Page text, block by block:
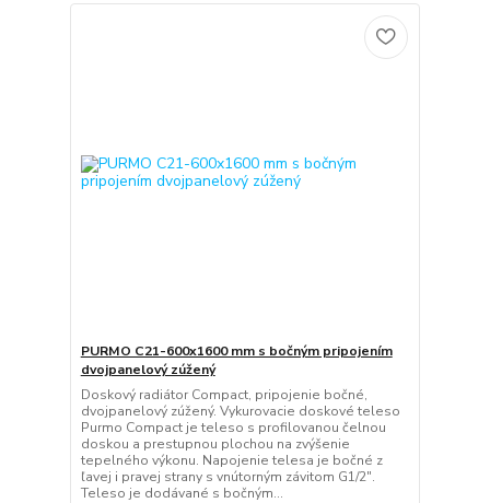
PURMO C21-600x1600 mm s bočným pripojením
dvojpanelový zúžený
Doskový radiátor Compact, pripojenie bočné,
dvojpanelový zúžený. Vykurovacie doskové teleso
Purmo Compact je teleso s profilovanou čelnou
doskou a prestupnou plochou na zvýšenie
tepelného výkonu. Napojenie telesa je bočné z
ľavej i pravej strany s vnútorným závitom G1/2".
Teleso je dodávané s bočným...